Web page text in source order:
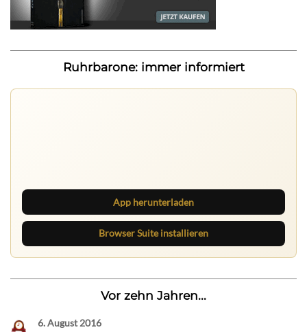
Ruhrbarone: immer informiert
App herunterladen
Browser Suite installieren
Vor zehn Jahren...
6. August 2016